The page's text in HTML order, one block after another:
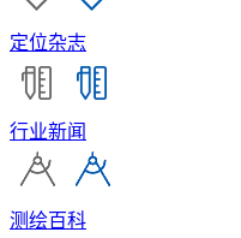
定位杂志
行业新闻
测绘百科